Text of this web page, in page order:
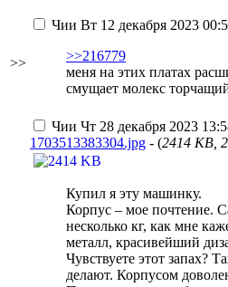
>>
Чии Вт 12 декабря 2023
>>216779
меня на этих платах
смущает молекс
Чии Чт 28 декабря 2023
1703513383304.jpg - (2414 KB,
Купил я эту машинку.
Корпус – мое почтение.
несколько кг, как мне
металл, красивейший
Чувствуете этот запах?
делают. Корпусом